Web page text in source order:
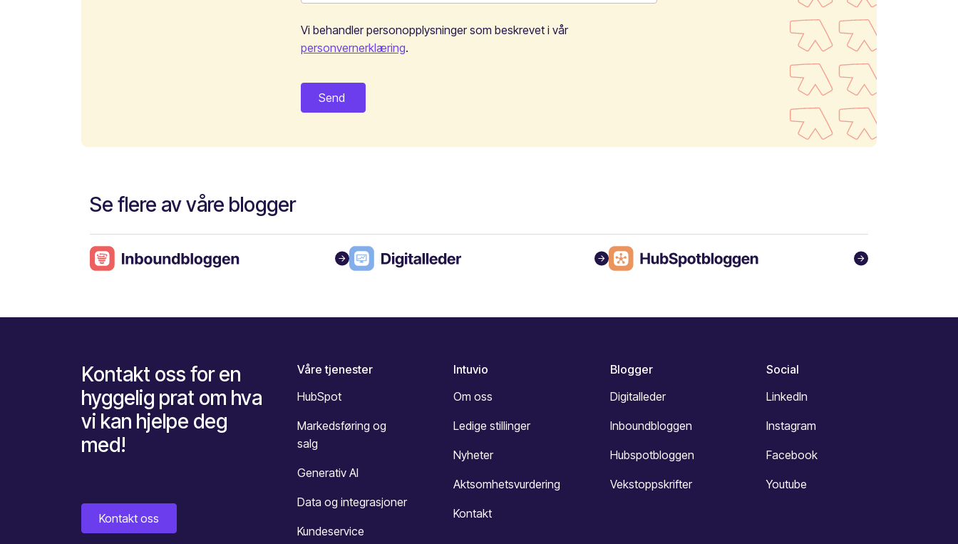
Vi behandler personopplysninger som beskrevet i vår
personvernerklæring.
Se flere av våre blogger
Kontakt oss for en
hyggelig prat om hva
vi kan hjelpe deg
med!
Kontakt oss
Våre tjenester
HubSpot
Markedsføring og
salg
Generativ AI
Data og integrasjoner
Kundeservice
Intuvio
Om oss
Ledige stillinger
Nyheter
Aktsomhetsvurdering
Kontakt
Blogger
Digitalleder
Inboundbloggen
Hubspotbloggen
Vekstoppskrifter
Social
LinkedIn
Instagram
Facebook
Youtube